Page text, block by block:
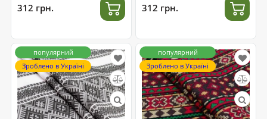
312 грн. 312 грн.
популярний
Зроблено в Україні
популярний
Зроблено в Україні